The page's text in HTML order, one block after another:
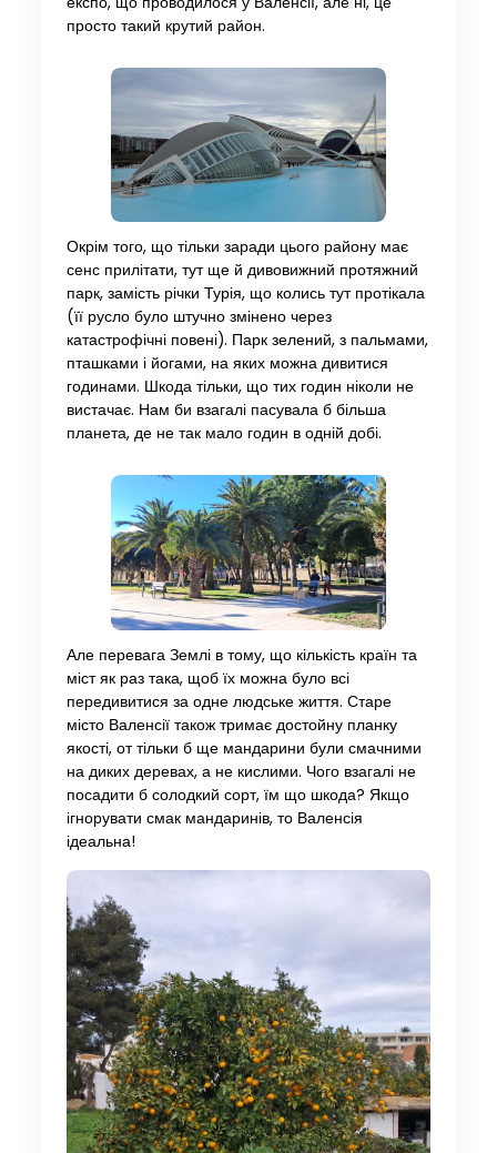
просто такий крутий район.
Окрім того, що тільки заради цього району має
сенс прилітати, тут ще й дивовижний протяжний
парк, замість річки Турія, що колись тут протікала
(її русло було штучно змінено через
катастрофічні повені). Парк зелений, з пальмами,
пташками і йогами, на яких можна дивитися
годинами. Шкода тільки, що тих годин ніколи не
вистачає. Нам би взагалі пасувала б більша
планета, де не так мало годин в одній добі.
Але перевага Землі в тому, що кількість країн та
міст як раз така, щоб їх можна було всі
передивитися за одне людське життя. Старе
місто Валенсії також тримає достойну планку
якості, от тільки б ще мандарини були смачними
на диких деревах, а не кислими. Чого взагалі не
посадити б солодкий сорт, їм що шкода? Якщо
ігнорувати смак мандаринів, то Валенсія
ідеальна!